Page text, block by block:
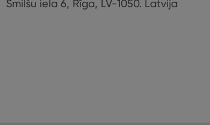
Smilšu iela 6, Rīga, LV-1050. Latvija